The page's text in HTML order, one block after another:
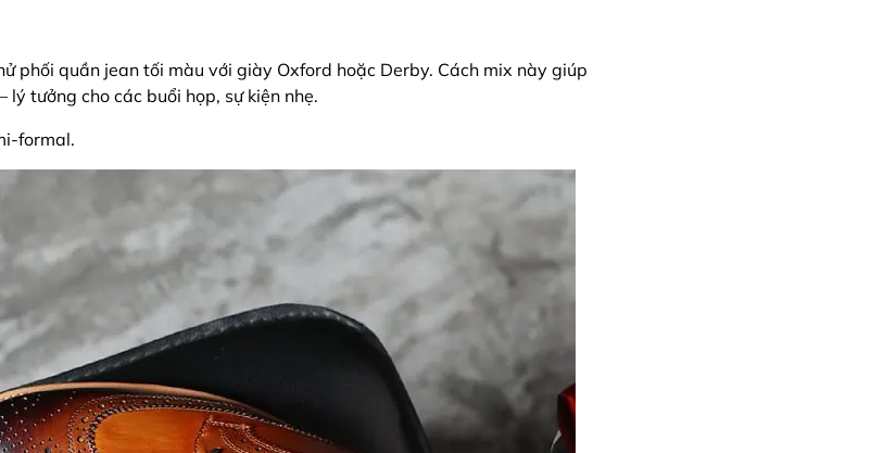
phối quần jean tối màu với giày Oxford hoặc Derby. Cách mix này giúp
tưởng cho các buổi họp, sự kiện nhẹ.
formal.